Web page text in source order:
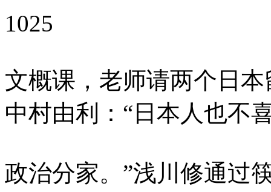
1025
文概课，老师请两个日
中村由利：“日本人也不
政治分家。”浅川修通过